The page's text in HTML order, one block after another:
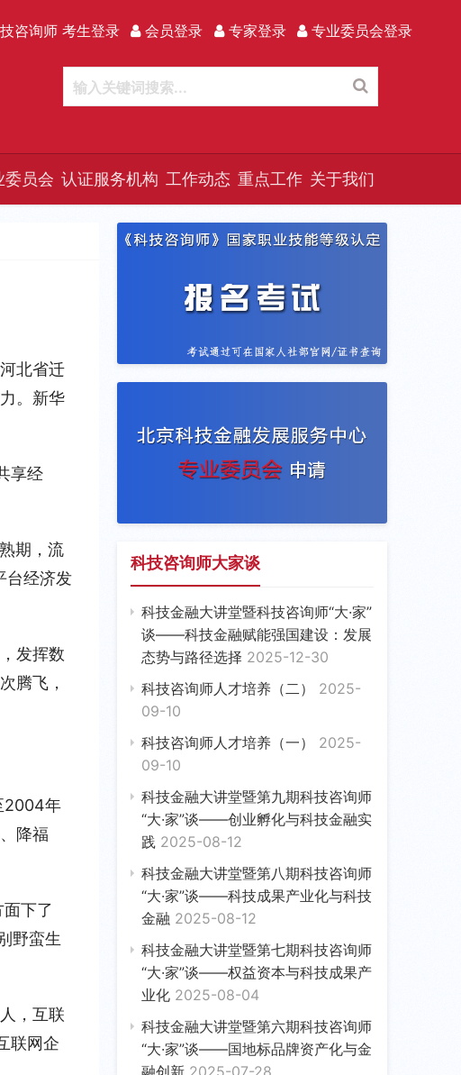
咨询师 考生登录 会员登录 专家登录 专业委员会登录
委员会 认证服务机构 工作动态 重点工作 关于我们
北省迁
。新华
享经
期，流
台经济发
发挥数
腾飞，
2004年
降福
下了
野蛮生
，互联
联网企
科技咨询师大家谈
科技金融大讲堂暨科技咨询师“大·家”
谈——科技金融赋能强国建设：发展
态势与路径选择 2025-12-30
科技咨询师人才培养（二） 2025-
09-10
科技咨询师人才培养（一） 2025-
09-10
科技金融大讲堂暨第九期科技咨询师
“大·家”谈——创业孵化与科技金融实
践 2025-08-12
科技金融大讲堂暨第八期科技咨询师
“大·家”谈——科技成果产业化与科技
金融 2025-08-12
科技金融大讲堂暨第七期科技咨询师
“大·家”谈——权益资本与科技成果产
业化 2025-08-04
科技金融大讲堂暨第六期科技咨询师
“大·家”谈——国地标品牌资产化与金
融创新 2025-07-28